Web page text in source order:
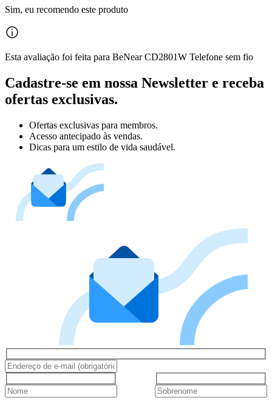
Sim, eu recomendo este produto
Esta avaliação foi feita para BeNear CD2801W Telefone sem fio
Cadastre-se em nossa Newsletter e receba
ofertas exclusivas.
Ofertas exclusivas para membros.
Acesso antecipado às vendas.
Dicas para um estilo de vida saudável.